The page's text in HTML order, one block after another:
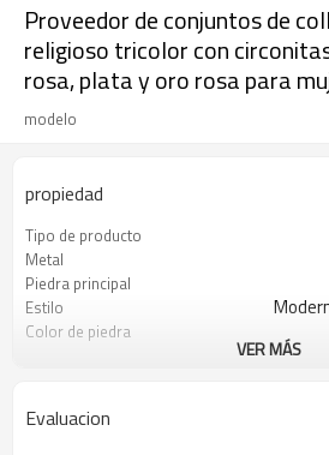
Proveedor de conjuntos de
religioso tricolor con
rosa, plata y oro rosa para
modelo
propiedad
Tipo de producto
Metal
Piedra principal
Estilo
Color de piedra
VER MÁS
Evaluacion